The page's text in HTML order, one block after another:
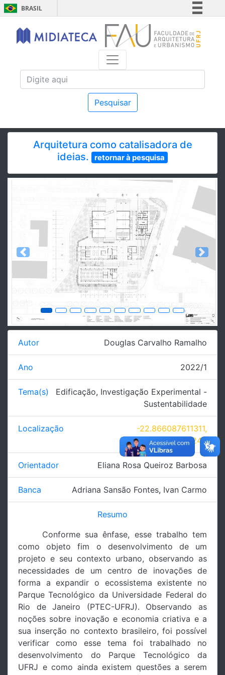
BRASIL
Simplifique!
Comunica BR
Acesso à informação
Pesquisar
Arquitetura como catalisadora de
ideias.
retornar à pesquisa
Previous Next
Autor Douglas Carvalho Ramalho
Ano 2022/1
Tema(s) Edificação, Investigação Experimental -
Sustentabilidade
Localização
-22.866087611311,
-43.216383104244
Orientador Eliana Rosa Queiroz Barbosa
Banca Adriana Sansão Fontes, Ivan Carmo
Resumo
Conforme sua ênfase, esse trabalho tem
como objeto fim o desenvolvimento de um
projeto e seu contexto urbano, observando as
necessidades de um centro de inovações de
forma a expandir o ecossistema existente no
Parque Tecnológico da Universidade Federal do
Rio de Janeiro (PTEC-UFRJ). Observando as
noções sobre inovação e economia criativa e a
sua inserção no contexto brasileiro, foi possível
verificar como esse tema foi trabalhado no
desenvolvimento do Parque Tecnológico da
UFRJ e como ainda existem questões a serem